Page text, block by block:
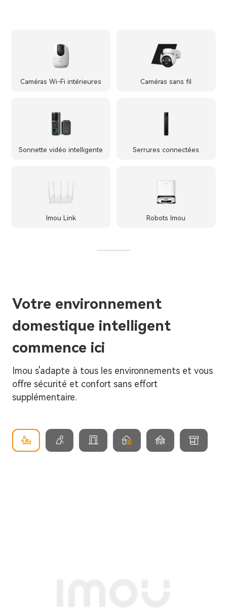
Caméras Wi-Fi intérieures Caméras sans fil
Sonnette vidéo intelligente Serrures connectées
Imou Link Robots Imou
Votre environnement
domestique intelligent
commence ici
Imou s'adapte à tous les environnements et vous
offre sécurité et confort sans effort
supplémentaire.